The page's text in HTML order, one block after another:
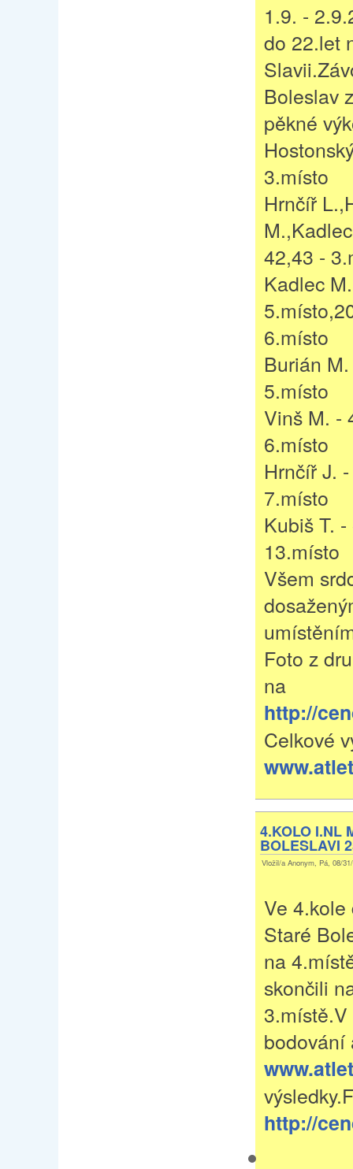
1.9. -
do 22.let
Boleslav
pěkné
3.místo
Hrnčíř
42,43 -
Kadlec
6.místo
Burián
5.místo
Vinš M. -
6.místo
Hrnčíř J.
7.místo
Kubiš T.
13.místo
Všem
Foto z
na
http://
Celkové
4.KOLO I.NL
BOLESLAVI
Vložil/a Anonym, Pá, 08/
Ve
Staré
na
skončili
bodování
http://